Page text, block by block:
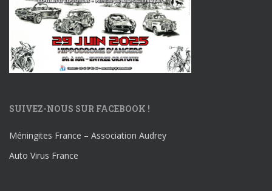
SUIVEZ-NOUS SUR FACEBOOK !
Méningites France – Association Audrey
Auto Virus France